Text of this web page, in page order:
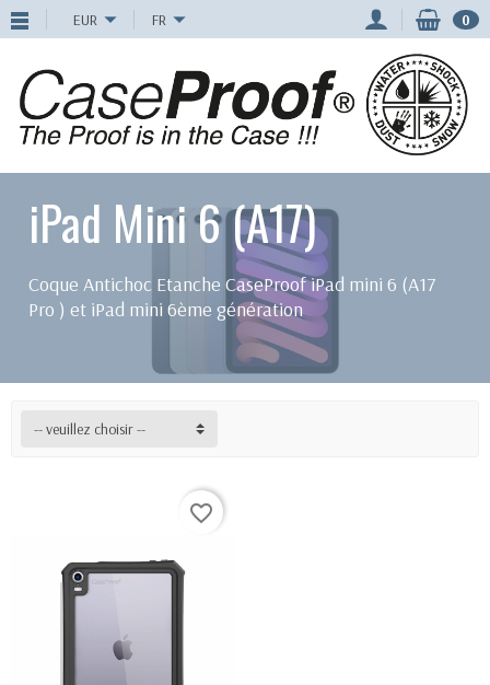
EUR FR 0
iPad Mini 6 (A17)
Coque Antichoc Etanche CaseProof iPad mini 6 (A17
Pro ) et iPad mini 6ème génération
-- veuillez choisir --
favorite_border